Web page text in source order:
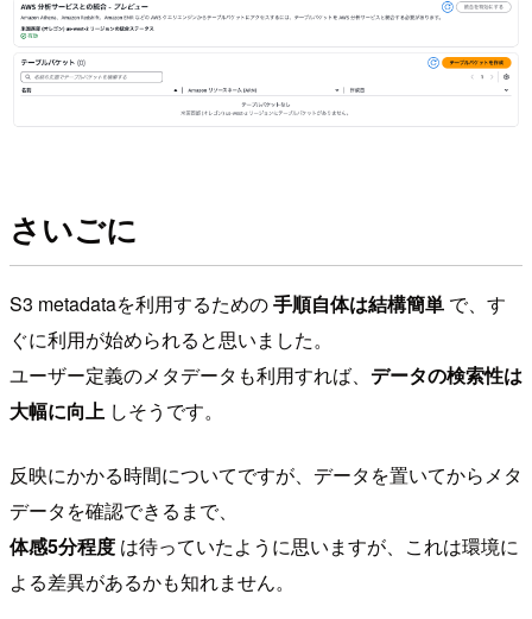
さいごに
S3 metadataを利用するための手順自体は結構簡単 で、す
ぐに利用が始められると思いました。
ユーザー定義のメタデータも利用すれば、 データの検索性は
大幅に向上 しそうです。
反映にかかる時間についてですが、データを置いてからメタ
データを確認できるまで、
体感5分程度 は待っていたように思いますが、これは環境に
よる差異があるかも知れません。